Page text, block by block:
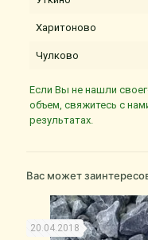
Харитоново
Чулково
Если Вы не нашли
объем, свяжитесь с
результатах.
Вас может
20.04.2018